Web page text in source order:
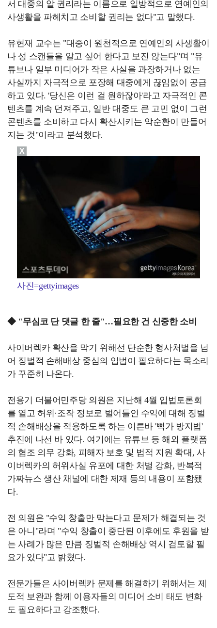
서 대중의 알 권리라는 이름으로 일방적으로 연예인의
사생활을 파헤치고 소비할 권리는 없다"고 말했다.
유현재 교수는 "대중이 원천적으로 연예인의 사생활이
나 성 스캔들을 알고 싶어 한다고 보진 않는다"며 "유
튜브나 일부 미디어가 작은 사실을 과장하거나 없는
사실까지 자극적으로 포장해 대중에게 끊임없이 공급
하고 있다. '당신은 이런 걸 원하잖아'라고 자극적인 콘
텐츠를 계속 던져주고, 일반 대중도 큰 고민 없이 그런
콘텐츠를 소비하고 다시 확산시키는 악순환이 만들어
지는 것"이라고 분석했다.
사진=gettyimages
◆ "무심코 단 댓글 한 줄"…필요한 건 신중한 소비
사이버렉카 확산을 막기 위해선 단순한 형사처벌을 넘
어 징벌적 손해배상 중심의 입법이 필요하다는 목소리
가 꾸준히 나온다.
전용기 더불어민주당 의원은 지난해 4월 입법토론회
를 열고 허위·조작 정보로 벌어들인 수익에 대해 징벌
적 손해배상을 적용하도록 하는 이른바 '뻑가 방지법'
추진에 나선 바 있다. 여기에는 유튜브 등 해외 플랫폼
의 협조 의무 강화, 피해자 보호 및 법적 지원 확대, 사
이버렉카의 허위사실 유포에 대한 처벌 강화, 반복적
가짜뉴스 생산 채널에 대한 제재 등의 내용이 포함됐
다.
전 의원은 "수익 창출만 막는다고 문제가 해결되는 것
은 아니"라며 "수익 창출이 중단된 이후에도 후원을 받
는 사례가 많은 만큼 징벌적 손해배상 역시 검토할 필
요가 있다"고 밝혔다.
전문가들은 사이버렉카 문제를 해결하기 위해서는 제
도적 보완과 함께 이용자들의 미디어 소비 태도 변화
도 필요하다고 강조했다.
X